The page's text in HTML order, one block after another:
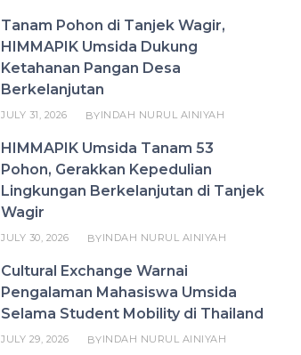
Tanam Pohon di Tanjek Wagir,
HIMMAPIK Umsida Dukung
Ketahanan Pangan Desa
Berkelanjutan
JULY 31, 2026 BYINDAH NURUL AINIYAH
HIMMAPIK Umsida Tanam 53
Pohon, Gerakkan Kepedulian
Lingkungan Berkelanjutan di Tanjek
Wagir
JULY 30, 2026 BYINDAH NURUL AINIYAH
Cultural Exchange Warnai
Pengalaman Mahasiswa Umsida
Selama Student Mobility di Thailand
JULY 29, 2026 BYINDAH NURUL AINIYAH